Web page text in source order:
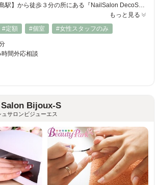
【宇和島市】【宇和島駅】から徒歩３分の所にある『NailSalon DecoShop Coonya』♪ 個室による対応なのでプライベート感◎お子様お連れでもＤＶＤがあるので安心☆★優雅なひとときでキレイに飾って♪
もっと見る
#定額 #個室 #女性スタッフのみ
間外応相談
Bijoux-S
サロンビジューエス